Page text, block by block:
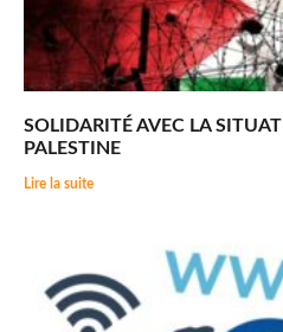
SOLIDARITÉ AVEC LA
PALESTINE
Lire la suite